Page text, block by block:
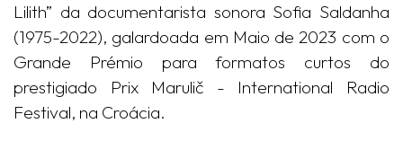
Lilith” da documentarista sonora Sofia Saldanha
(1975-2022), galardoada em Maio de 2023 com o
Grande Prémio para formatos curtos do
prestigiado Prix Marulič - International Radio
Festival, na Croácia.